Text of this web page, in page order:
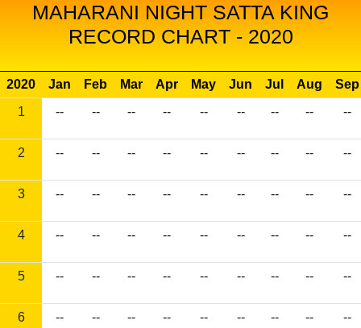
MAHARANI NIGHT SATTA KING
RECORD CHART - 2020
2020 Jan Feb Mar Apr May Jun Jul Aug
Sep
1
-- -- -- -- -- -- -- -- --
2 -- -- -- -- -- -- -- -- --
3 -- -- -- -- -- -- -- -- --
4 -- -- -- -- -- -- -- -- --
5 -- -- -- -- -- -- -- -- --
6 -- -- -- -- -- -- -- -- --